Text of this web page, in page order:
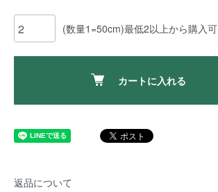
(数量1=50cm)最低2以上から購入可
カートに入れる
返品について